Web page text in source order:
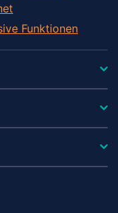
Funktionen